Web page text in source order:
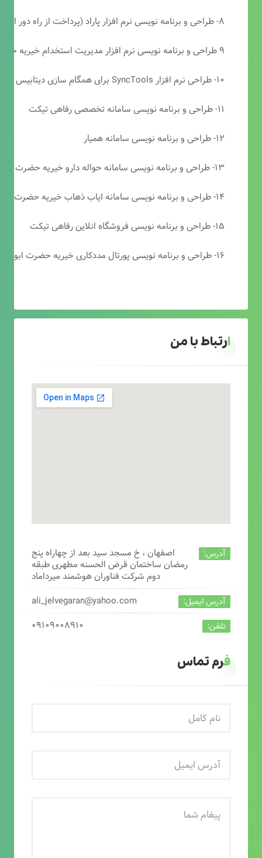
۸- طراحی و برنامه نویسی نرم افزار پاراد (پرداخت از راه دور انجمن مددکاری امام زمان(عج))
۹ طراحی و برنامه نویسی نرم افزار مدیریت استخدام خیریه حضرت ابوالفضل (ع)
۱۰- طراحی نرم افزار SyncTools برای همگام سازی دیتابیس های SQL Server
۱۱- طراحی و برنامه نویسی سامانه تخصصی رفاهی تیکت
۱۲- طراحی و برنامه نویسی سامانه همیار
۱۳- طراحی و برنامه نویسی سامانه حواله دارو خیریه حضرت ابوالفضل (ع)
۱۴- طراحی و برنامه نویسی سامانه ایاب ذهاب خیریه حضرت ابوالفضل (ع)
۱۵- طراحی و برنامه نویسی فروشگاه انلاین رفاهی تیکت
۱۶- طراحی و برنامه نویسی پورتال مددکاری خیریه حضرت ابوالفضل (ع)
ارتباط با من
آدرس:
اصفهان ، خ مسجد سید بعد از چهاراه پنج
رمضان ساختمان قرض الحسنه مطهری طبقه
دوم شرکت فناوران هوشمند میرداماد
آدرس ایمیل: ali_jelvegaran@yahoo.com
تلفن: ۰۹۱۰۹۰۰۸۹۱۰
فرم تماس